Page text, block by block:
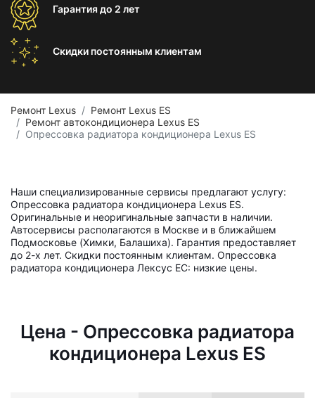
Гарантиядо 2 лет
Скидки постоянным клиентам
Ремонт Lexus
Ремонт Lexus ES
Ремонт автокондиционера Lexus ES
Опрессовка радиатора кондиционера Lexus ES
Наши специализированные сервисы предлагают услугу:
Опрессовка радиатора кондиционера Lexus ES.
Оригинальные и неоригинальные запчасти в наличии.
Автосервисы располагаются в Москве и в ближайшем
Подмосковье (Химки, Балашиха). Гарантия предоставляет
до 2-х лет. Скидки постоянным клиентам. Опрессовка
радиатора кондиционера Лексус ЕС: низкие цены.
Цена - Опрессовка радиатора
кондиционера Lexus ES